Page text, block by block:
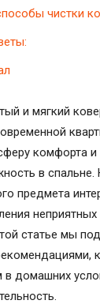
чистки
и мягкий
комфорта и
в
предмета
неприятных
статье мы
домашних